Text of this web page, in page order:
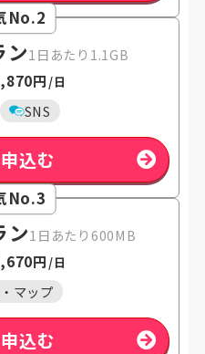
No.2
ン1日あたり1.1GB
円 /日
SNS
込む
No.3
ン1日あたり600MB
円 /日
マップ
込む